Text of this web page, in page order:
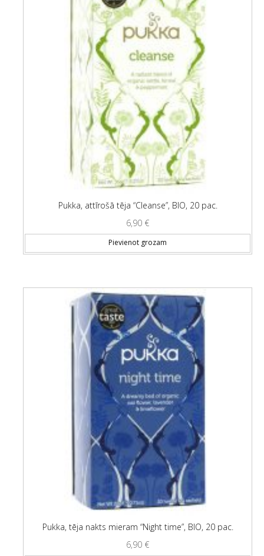
Pukka, attīrošā tēja “Cleanse”, BIO, 20 pac.
6,90 €
Pievienot grozam
Pukka, tēja nakts mieram “Night time”, BIO, 20 pac.
6,90 €